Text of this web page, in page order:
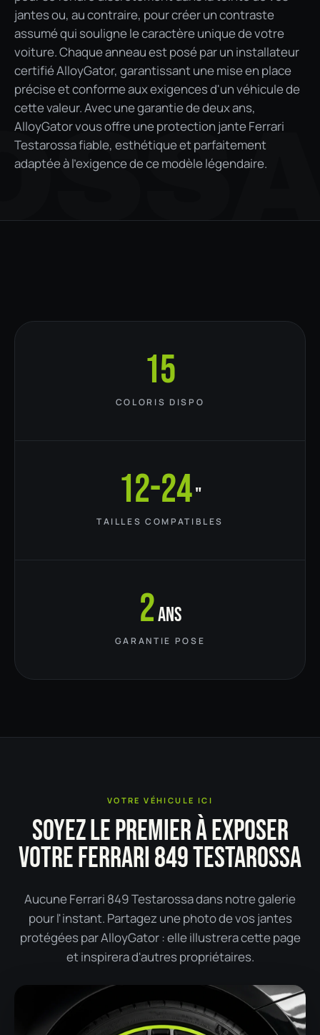
jantes ou, au contraire, pour créer un contraste
assumé qui souligne le caractère unique de votre
voiture. Chaque anneau est posé par un installateur
certifié AlloyGator, garantissant une mise en place
précise et conforme aux exigences d'un véhicule de
cette valeur. Avec une garantie de deux ans,
AlloyGator vous offre une protection jante Ferrari
Testarossa fiable, esthétique et parfaitement
adaptée à l'exigence de ce modèle légendaire.
15
COLORIS DISPO
12-24"
TAILLES COMPATIBLES
2ans
GARANTIE POSE
VOTRE VÉHICULE ICI
SOYEZ LE PREMIER À EXPOSER
VOTRE FERRARI 849 TESTAROSSA
Aucune Ferrari 849 Testarossa dans notre galerie
pour l'instant. Partagez une photo de vos jantes
protégées par AlloyGator : elle illustrera cette page
et inspirera d'autres propriétaires.